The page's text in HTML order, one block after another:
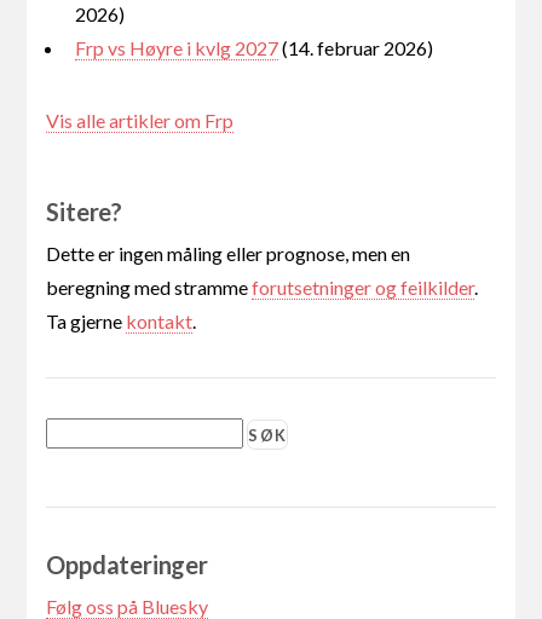
2026)
Frp vs Høyre i kvlg 2027(14. februar 2026)
Vis alle artikler om Frp
Sitere?
Dette er ingen måling eller prognose, men en
beregning med strammeforutsetninger og feilkilder.
Ta gjerne kontakt.
Oppdateringer
Følg oss på Bluesky